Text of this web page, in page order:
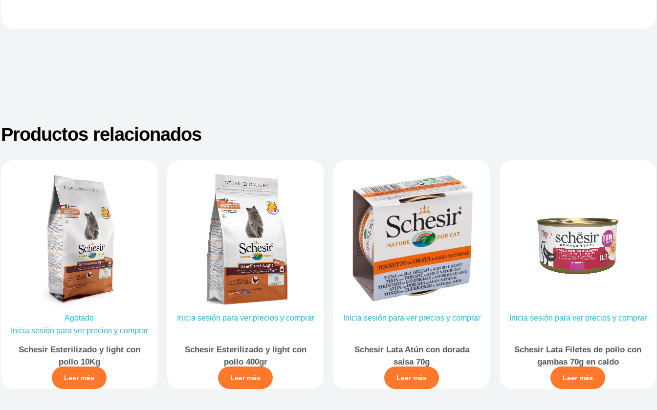
Productos relacionados
Agotado
Inicia sesión para ver precios y comprar
Schesir Esterilizado y light con
pollo 10Kg
Leer más
Inicia sesión para ver precios y comprar
Schesir Esterilizado y light con
pollo 400gr
Leer más
Inicia sesión para ver precios y comprar
Schesir Lata Atún con dorada
salsa 70g
Leer más
Inicia sesión para ver precios y comprar
Schesir Lata Filetes de pollo con
gambas 70g en caldo
Leer más